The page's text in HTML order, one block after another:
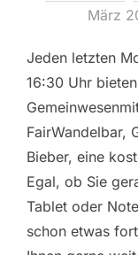
März
Jeden letzten
16:30 Uhr
FairWandelbar,
Bieber, eine
Egal, ob Sie
Tablet oder
schon etwas